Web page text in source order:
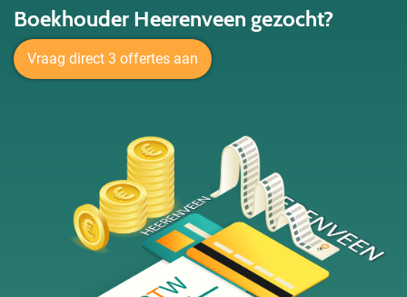
Boekhouder Heerenveen gezocht?
Vraag direct 3 offertes aan